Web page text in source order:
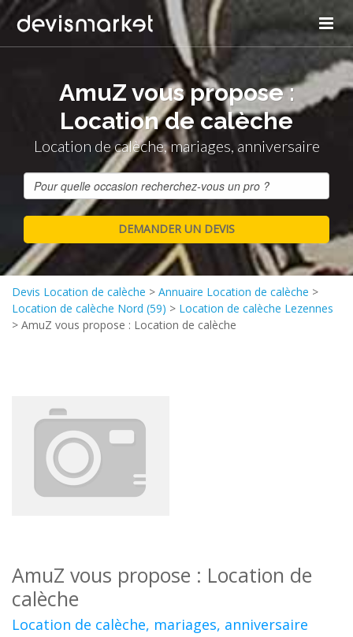
AmuZ vous propose :
Location de calèche
Location de calèche, mariages, anniversaire
Devis Location de calèche > Annuaire Location de calèche >
Location de calèche Nord (59) > Location de calèche Lezennes
> AmuZ vous propose : Location de calèche
AmuZ vous propose : Location de
calèche
Location de calèche, mariages, anniversaire